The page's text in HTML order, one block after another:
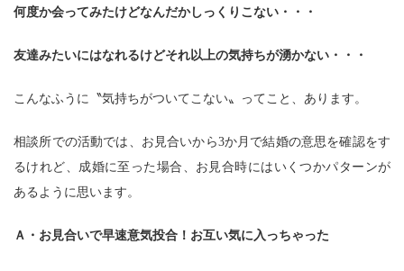
何度か会ってみたけどなんだかしっくりこない・・・
友達みたいにはなれるけどそれ以上の気持ちが湧かない・・・
こんなふうに〝気持ちがついてこない〟ってこと、あります。
相談所での活動では、お見合いから3か月で結婚の意思を確認をす
るけれど、成婚に至った場合、お見合時にはいくつかパターンが
あるように思います。
Ａ・お見合いで早速意気投合！お互い気に入っちゃった